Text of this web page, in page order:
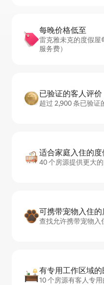
每晚价格低至
雷克雅未克的度假屋
服务费）
已验证的客人评价
超过 2,900 条已验证
适合家庭入住的度
40 个房源提供更大
可携带宠物入住的
查找允许携带宠物入
有专用工作区域的
10 个房源有客人专